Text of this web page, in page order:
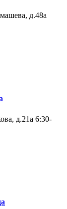
д.48а
д.21а 6:30-